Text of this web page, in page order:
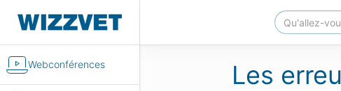
Webconférences
Les